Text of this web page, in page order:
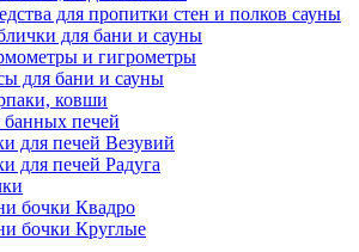
для пропитки стен и полков сауны
для бани и сауны
и гигрометры
для бани и сауны
ковши
банных печей
для печей Везувий
для печей Радуга
бочки Квадро
бочки Круглые